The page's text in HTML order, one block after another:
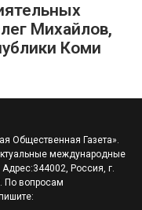
Михайлов,
Коми
Общественная Газета».
международные
Россия, г.
По вопросам